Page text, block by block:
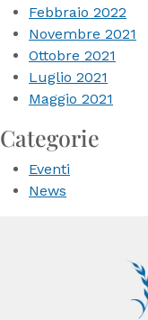
Febbraio 2022
Novembre 2021
Ottobre 2021
Luglio 2021
Maggio 2021
Categorie
Eventi
News